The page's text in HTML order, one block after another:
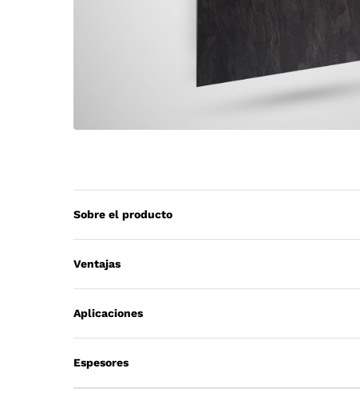
Sobre el producto
Ventajas
Aplicaciones
Espesores